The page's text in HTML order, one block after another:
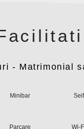
- Matrimonial
Minibar Seif
Parcare Wi-